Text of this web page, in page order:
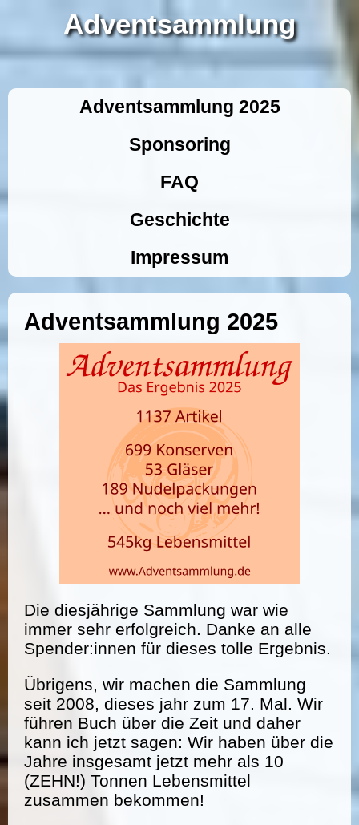
Adventsammlung
Adventsammlung 2025
Sponsoring
FAQ
Geschichte
Impressum
Adventsammlung 2025
Die diesjährige Sammlung war wie
immer sehr erfolgreich. Danke an alle
Spender:innen für dieses tolle Ergebnis.
Übrigens, wir machen die Sammlung
seit 2008, dieses jahr zum 17. Mal. Wir
führen Buch über die Zeit und daher
kann ich jetzt sagen: Wir haben über die
Jahre insgesamt jetzt mehr als 10
(ZEHN!) Tonnen Lebensmittel
zusammen bekommen!